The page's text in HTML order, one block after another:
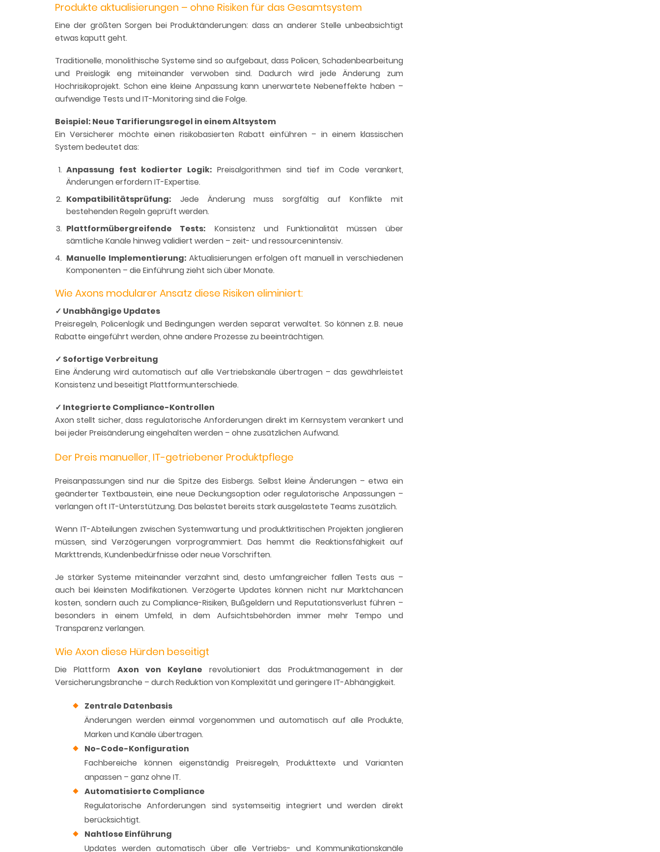
Produkte aktualisierungen – ohne Risiken für das Gesamtsystem
Eine der größten Sorgen bei Produktänderungen: dass an anderer Stelle unbeabsichtigt
etwas kaputt geht.
Traditionelle, monolithische Systeme sind so aufgebaut, dass Policen, Schadenbearbeitung
und Preislogik eng miteinander verwoben sind. Dadurch wird jede Änderung zum
Hochrisikoprojekt. Schon eine kleine Anpassung kann unerwartete Nebeneffekte haben –
aufwendige Tests und IT-Monitoring sind die Folge.
Beispiel: Neue Tarifierungsregel in einem Altsystem
Ein Versicherer möchte einen risikobasierten Rabatt einführen – in einem klassischen
System bedeutet das:
Anpassung fest kodierter Logik: Preisalgorithmen sind tief im Code verankert,
Änderungen erfordern IT-Expertise.
Kompatibilitätsprüfung: Jede Änderung muss sorgfältig auf Konflikte mit
bestehenden Regeln geprüft werden.
Plattformübergreifende Tests: Konsistenz und Funktionalität müssen über
sämtliche Kanäle hinweg validiert werden – zeit- und ressourcenintensiv.
Manuelle Implementierung: Aktualisierungen erfolgen oft manuell in verschiedenen
Komponenten – die Einführung zieht sich über Monate.
Wie Axons modularer Ansatz diese Risiken eliminiert:
✓ Unabhängige Updates
Preisregeln, Policenlogik und Bedingungen werden separat verwaltet. So können z. B. neue
Rabatte eingeführt werden, ohne andere Prozesse zu beeinträchtigen.
✓ Sofortige Verbreitung
Eine Änderung wird automatisch auf alle Vertriebskanäle übertragen – das gewährleistet
Konsistenz und beseitigt Plattformunterschiede.
✓ Integrierte Compliance-Kontrollen
Axon stellt sicher, dass regulatorische Anforderungen direkt im Kernsystem verankert und
bei jeder Preisänderung eingehalten werden – ohne zusätzlichen Aufwand.
Der Preis manueller, IT-getriebener Produktpflege
Preisanpassungen sind nur die Spitze des Eisbergs. Selbst kleine Änderungen – etwa ein
geänderter Textbaustein, eine neue Deckungsoption oder regulatorische Anpassungen –
verlangen oft IT-Unterstützung. Das belastet bereits stark ausgelastete Teams zusätzlich.
Wenn IT-Abteilungen zwischen Systemwartung und produktkritischen Projekten jonglieren
müssen, sind Verzögerungen vorprogrammiert. Das hemmt die Reaktionsfähigkeit auf
Markttrends, Kundenbedürfnisse oder neue Vorschriften.
Je stärker Systeme miteinander verzahnt sind, desto umfangreicher fallen Tests aus –
auch bei kleinsten Modifikationen. Verzögerte Updates können nicht nur Marktchancen
kosten, sondern auch zu Compliance-Risiken, Bußgeldern und Reputationsverlust führen –
besonders in einem Umfeld, in dem Aufsichtsbehörden immer mehr Tempo und
Transparenz verlangen.
Wie Axon diese Hürden beseitigt
Die Plattform Axon von Keylane revolutioniert das Produktmanagement in der
Versicherungsbranche – durch Reduktion von Komplexität und geringere IT-Abhängigkeit.
Zentrale Datenbasis
Änderungen werden einmal vorgenommen und automatisch auf alle Produkte,
Marken und Kanäle übertragen.
No-Code-Konfiguration
Fachbereiche können eigenständig Preisregeln, Produkttexte und Varianten
anpassen – ganz ohne IT.
Automatisierte Compliance
Regulatorische Anforderungen sind systemseitig integriert und werden direkt
berücksichtigt.
Nahtlose Einführung
Updates werden automatisch über alle Vertriebs- und Kommunikationskanäle